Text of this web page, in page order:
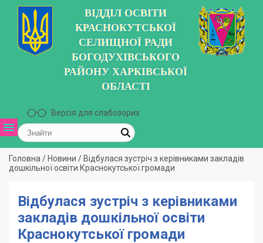
ВІДДІЛ ОСВІТИ
КРАСНОКУТСЬКОЇ
СЕЛИЩНОЇ РАДИ
БОГОДУХІВСЬКОГО
РАЙОНУ ХАРКІВСЬКОЇ
ОБЛАСТІ
Версія для слабозорих
Головна / Новини / Відбулася зустріч з керівниками закладів
дошкільної освіти Краснокутської громади
Відбулася зустріч з керівниками
закладів дошкільної освіти
Краснокутської громади